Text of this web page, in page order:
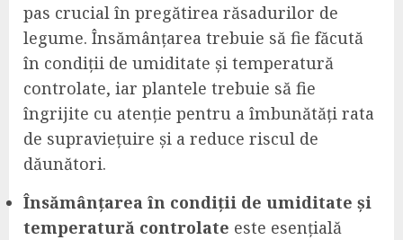
pas crucial în pregătirea răsadurilor de
legume. Însămânțarea trebuie să fie făcută
în condiții de umiditate și temperatură
controlate, iar plantele trebuie să fie
îngrijite cu atenție pentru a îmbunătăți rata
de supraviețuire și a reduce riscul de
dăunători.
Însămânțarea în condiții de umiditate și
temperatură controlate este esențială